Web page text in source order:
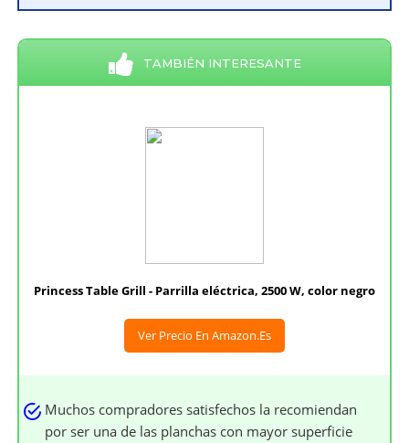
TAMBIÉN INTERESANTE
Princess Table Grill - Parrilla eléctrica, 2500 W, color negro
Ver Precio En Amazon.es
Muchos compradores satisfechos la recomiendan
por ser una de las planchas con mayor superficie